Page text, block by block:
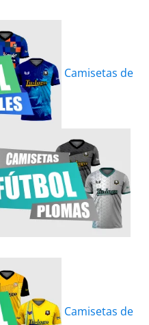
Camisetas de
Camisetas de